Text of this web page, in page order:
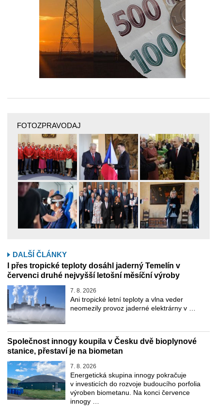
FOTOZPRAVODAJ
DALŠÍ ČLÁNKY
I přes tropické teploty dosáhl jaderný Temelín v
červenci druhé nejvyšší letošní měsíční výroby
7. 8. 2026
Ani tropické letní teploty a vlna veder
neomezily provoz jaderné elektrárny v …
Společnost innogy koupila v Česku dvě bioplynové
stanice, přestaví je na biometan
7. 8. 2026
Energetická skupina innogy pokračuje
v investicích do rozvoje budoucího porfolia
výroben biometanu. Na konci července
innogy …